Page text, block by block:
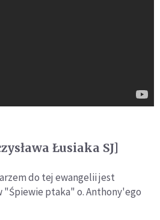
Łusiaka SJ]
do tej ewangelii jest
"Śpiewie ptaka" o. Anthony'ego